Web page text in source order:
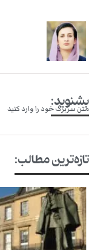
بشنوید:
متن سربرگ خود را وارد کنید
تازه‌ترین مطالب: